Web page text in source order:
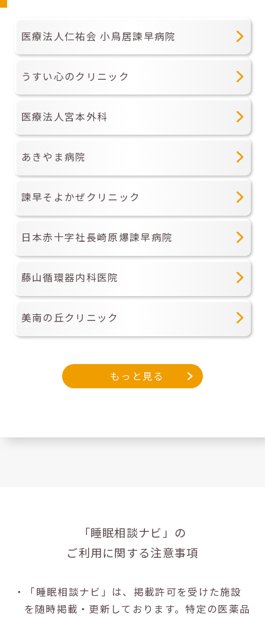
医療法人仁祐会 小鳥居諫早病院
うすい心のクリニック
医療法人宮本外科
あきやま病院
諫早そよかぜクリニック
日本赤十字社長崎原爆諫早病院
藤山循環器内科医院
美南の丘クリニック
もっと見る
「睡眠相談ナビ」の
ご利用に関する注意事項
・「睡眠相談ナビ」は、掲載許可を受けた施設
を随時掲載・更新しております。特定の医薬品